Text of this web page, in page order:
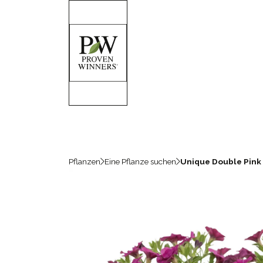
Pflanzen Eine Pflanze suchen Unique Double Pink